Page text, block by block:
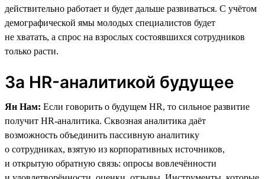
действительно работает и будет дальше развиваться. С учётом
демографической ямы молодых специалистов будет
не хватать, а спрос на взрослых состоявшихся сотрудников
только расти.
За HR-аналитикой будущее
Ян Нам: Если говорить о будущем HR, то сильное развитие
получит HR-аналитика. Сквозная аналитика даёт
возможность объединить пассивную аналитику
о сотрудниках, взятую из корпоративных источников,
и открытую обратную связь: опросы вовлечённости